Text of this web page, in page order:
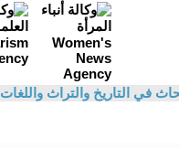
في التاريخ والتراث واللغات